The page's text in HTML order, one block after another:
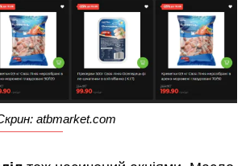
atbmarket.com